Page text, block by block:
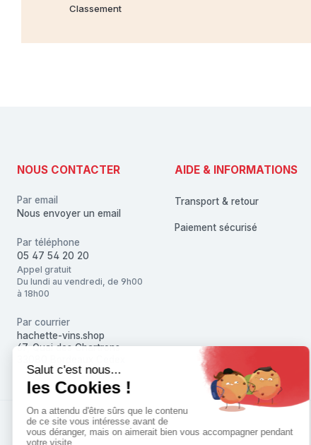
Classement
NOUS CONTACTER
Par email
Nous envoyer un email
Par téléphone
05 47 54 20 20
Appel gratuit
Du lundi au vendredi, de 9h00
à 18h00
Par courrier
hachette-vins.shop
67, Quai des Chartrons
AIDE & INFORMATIONS
Transport & retour
Paiement sécurisé